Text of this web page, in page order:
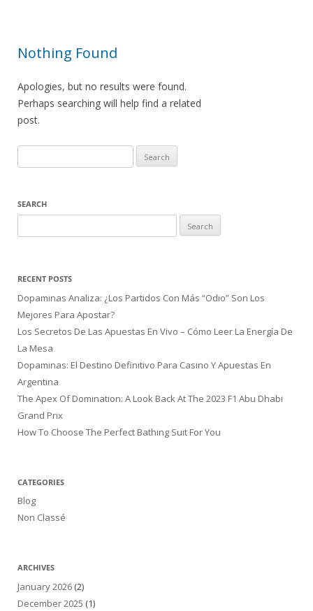
Nothing Found
Apologies, but no results were found.
Perhaps searching will help find a related
post.
for:
SEARCH
for:
RECENT POSTS
Dopaminas Analiza: ¿Los Partidos Con Más “Odio” Son Los
Mejores Para Apostar?
Los Secretos De Las Apuestas En Vivo – Cómo Leer La Energía De
La Mesa
Dopaminas: El Destino Definitivo Para Casino Y Apuestas En
Argentina
The Apex Of Domination: A Look Back At The 2023 F1 Abu Dhabi
Grand Prix
How To Choose The Perfect Bathing Suit For You
CATEGORIES
Blog
Non Classé
ARCHIVES
January 2026 (2)
December 2025 (1)